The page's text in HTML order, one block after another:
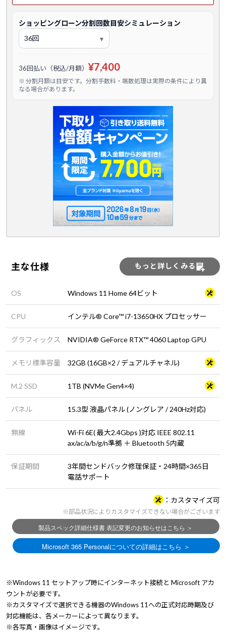
ショッピングローン分割回数目安シミュレーション
36回払い（税込/月額） ¥7,400
※ 分割月額は目安です。分割手数料・端数処理は実際の条件により異
なる場合があります。
主な仕様 もっと詳しくみる
OS Windows 11 Home 64ビット
CPU インテル® Core™ i7-13650HX プロセッサー
グラフィックス NVIDIA® GeForce RTX™ 4060 Laptop GPU
メモリ標準容量 32GB (16GB×2 / デュアルチャネル)
M.2 SSD 1TB (NVMe Gen4×4)
パネル 15.3型 液晶パネル (ノングレア / 240Hz対応)
無線
Wi-Fi 6E( 最大2.4Gbps )対応 IEEE 802.11
ax/ac/a/b/g/n準拠 ＋ Bluetooth 5内蔵
保証期間
3年間センドバック修理保証・24時間×365日
電話サポート
カスタマイズ可
※部品状況によりカスタマイズできない場合がございます
※Windows 11 セットアップ時にインターネット接続と Microsoft アカ
ウントが必要です。
※カスタマイズで選択できる機器のWindows 11への正式対応時期及び
対応機能は、各メーカーによって異なります。
※各写真・画像はイメージです。